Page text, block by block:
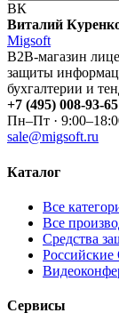
ВК
Виталий
Migsoft
B2B-магазин
защиты
бухгалтерии и
+7 (495) 008-93-65
Пн–Пт ·
sale@migsoft.ru
Каталог
Все
Все
Средства
Сервисы